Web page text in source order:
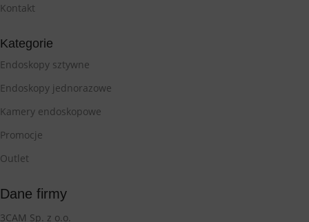
Kontakt
Kategorie
Endoskopy sztywne
Endoskopy jednorazowe
Kamery endoskopowe
Promocje
Outlet
Dane firmy
3CAM Sp. z o.o.